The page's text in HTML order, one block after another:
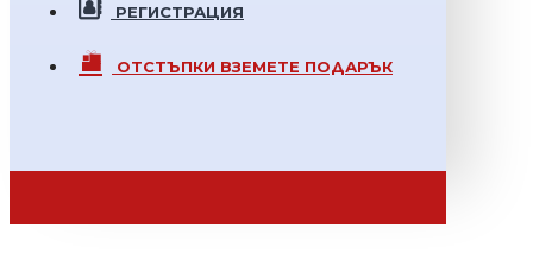
РЕГИСТРАЦИЯ
ОТСТЪПКИ ВЗЕМЕТЕ ПОДАРЪК